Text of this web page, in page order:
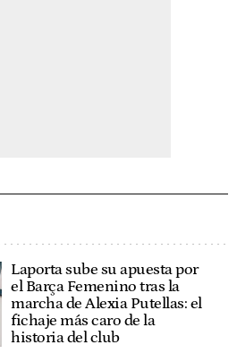
Laporta sube su apuesta por
el Barça Femenino tras la
marcha de Alexia Putellas: el
fichaje más caro de la
historia del club